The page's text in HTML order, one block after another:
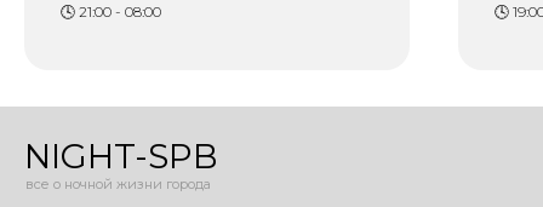
🕓 21:00 - 08:00 🕓
все о ночной жизни города
NIGHT-SPB